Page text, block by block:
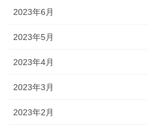
2023年6月
2023年5月
2023年4月
2023年3月
2023年2月